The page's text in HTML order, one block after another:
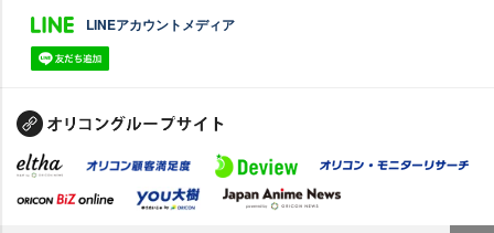
LINEアカウントメディア